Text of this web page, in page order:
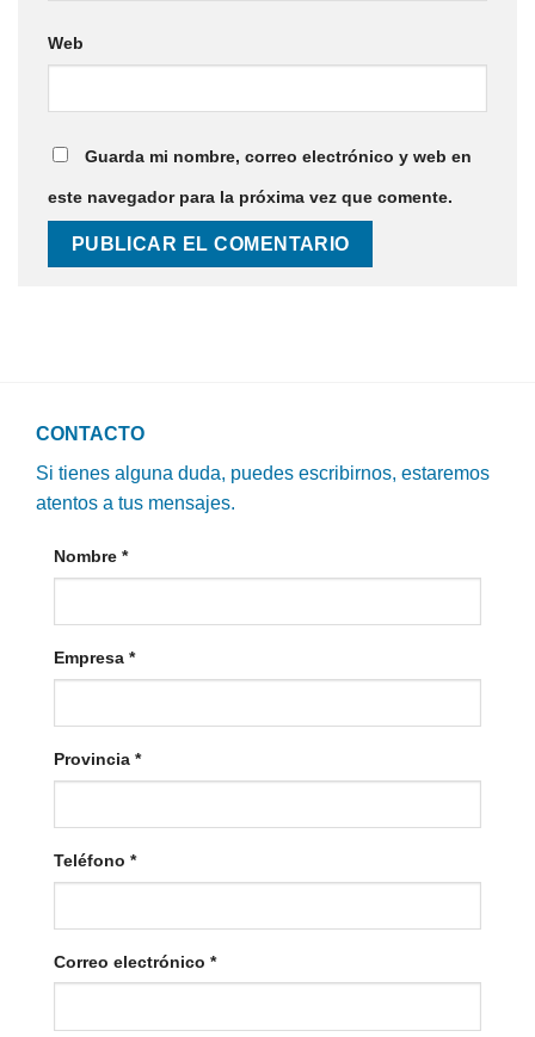
Web
Guarda mi nombre, correo electrónico y web en
este navegador para la próxima vez que comente.
CONTACTO
Si tienes alguna duda, puedes escribirnos, estaremos
atentos a tus mensajes.
Nombre *
Empresa *
Provincia *
Teléfono *
Correo electrónico *